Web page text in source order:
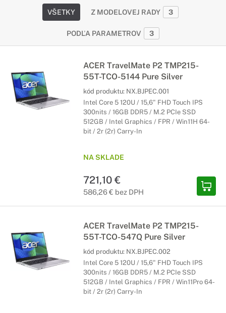
VŠETKY Z MODELOVEJ RADY 3
PODĽA PARAMETROV 3
ACER TravelMate P2 TMP215-
55T-TCO-5144 Pure Silver
kód produktu: NX.BJPEC.001
Intel Core 5 120U / 15,6" FHD Touch IPS
300nits / 16GB DDR5 / M.2 PCIe SSD
512GB / Intel Graphics / FPR / Win11H 64-
bit / 2r (2r) Carry-In
NA SKLADE
721,10 €
586,26 € bez DPH
ACER TravelMate P2 TMP215-
55T-TCO-547Q Pure Silver
kód produktu: NX.BJPEC.002
Intel Core 5 120U / 15,6" FHD Touch IPS
300nits / 16GB DDR5 / M.2 PCIe SSD
512GB / Intel Graphics / FPR / Win11Pro 64-
bit / 2r (2r) Carry-In